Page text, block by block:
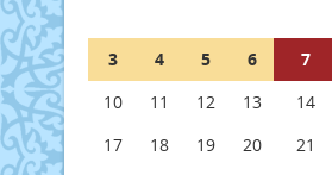
3
4 5 6 7
10
11 12 13 14
17
18 19 20 21